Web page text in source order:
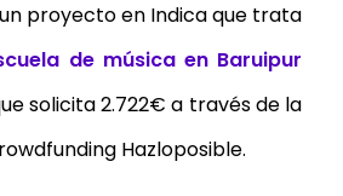
proyecto en Indica que trata
de música en Baruipur
solicita 2.722€ a través de la
Hazloposible.